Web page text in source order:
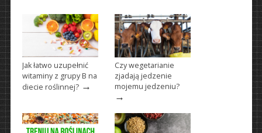
Jak łatwo uzupełnić
witaminy z grupy B na
diecie roślinnej?→
Czy wegetarianie
zjadają jedzenie
mojemu jedzeniu?
→